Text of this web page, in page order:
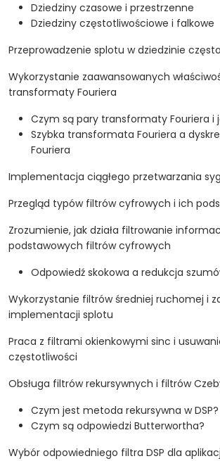
Dziedziny czasowe i przestrzenne
Dziedziny częstotliwościowe i falkowe
Przeprowadzenie splotu w dziedzinie
Wykorzystanie zaawansowanych
transformaty Fouriera
Czym są pary transformaty Fouriera i
Szybka transformata Fouriera a
Fouriera
Implementacja ciągłego przetwarzania
Przegląd typów filtrów cyfrowych i ich
Zrozumienie, jak działa filtrowanie
podstawowych filtrów cyfrowych
Odpowiedź skokowa a redukcja
Wykorzystanie filtrów średniej ruchomej i
implementacji splotu
Praca z filtrami okienkowymi sinc i
częstotliwości
Obsługa filtrów rekursywnych i filtrów
Czym jest metoda rekursywna w DSP?
Czym są odpowiedzi Butterwortha?
Wybór odpowiedniego filtra DSP dla